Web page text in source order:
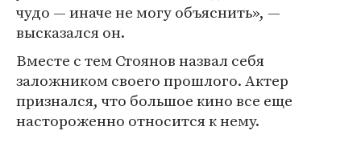
чудо — иначе не могу объяснить», —
высказался он.
Вместе с тем Стоянов назвал себя
заложником своего прошлого. Актер
признался, что большое кино все еще
настороженно относится к нему.